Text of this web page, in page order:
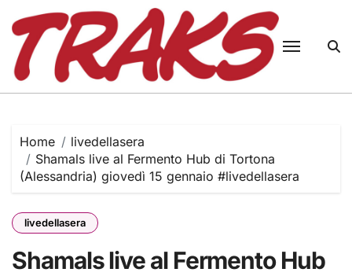
content
Home
livedellasera
Shamals live al Fermento Hub di Tortona
(Alessandria) giovedì 15 gennaio #livedellasera
livedellasera
Shamals live al Fermento Hub